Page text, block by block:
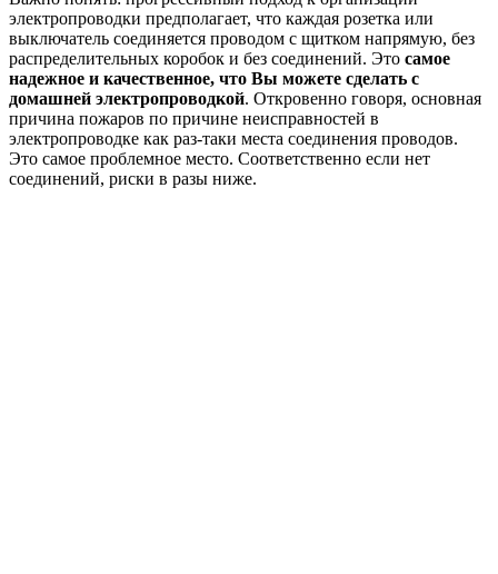
электропроводки предполагает, что каждая розетка или
выключатель соединяется проводом с щитком напрямую, без
распределительных коробок и без соединений. Это самое
надежное и качественное, что Вы можете сделать с
домашней электропроводкой. Откровенно говоря, основная
причина пожаров по причине неисправностей в
электропроводке как раз-таки места соединения проводов.
Это самое проблемное место. Соответственно если нет
соединений, риски в разы ниже.